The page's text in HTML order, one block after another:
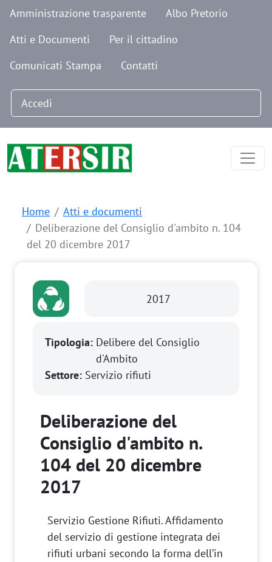
Salta al contenuto principale
Navigazione secondaria
Amministrazione trasparente
Albo Pretorio
Atti e Documenti
Per il cittadino
Comunicati Stampa
Contatti
Menu profilo utente
Accedi
Home
Atti e documenti
Deliberazione del Consiglio d'ambito n. 104
del 20 dicembre 2017
2017
Tipologia: Delibere del Consiglio
d'Ambito
Settore: Servizio rifiuti
Deliberazione del
Consiglio d'ambito n.
104 del 20 dicembre
2017
Servizio Gestione Rifiuti. Affidamento
del servizio di gestione integrata dei
rifiuti urbani secondo la forma dell’in